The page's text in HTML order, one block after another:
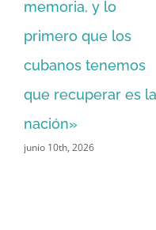
nadie nos preparó
mayo 27th, 2026